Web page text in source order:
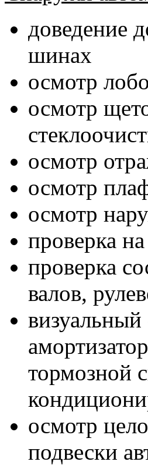
доведение
шинах
осмотр
осмотр
осмотр
осмотр
осмотр
проверка
проверка
валов,
тормозной
осмотр
подвески